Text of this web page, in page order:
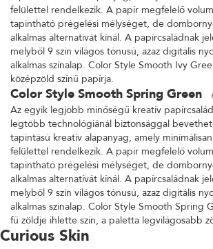
felülettel rendelkezik. A papír megfelelő
tapintható prégelési mélységet, de
alkalmas alternatívát kínál. A papírcsaládnak
melyből 9 szín világos tónusú, azaz digitális
alkalmas színalap. Color Style Smooth Ivy
középzöld színű papírja.
Color Style Smooth Spring Green
Az egyik legjobb minőségű kreatív
legtöbb technológiánál biztonsággal
tapintású kreatív alapanyag, amely
felülettel rendelkezik. A papír megfelelő
tapintható prégelési mélységet, de
alkalmas alternatívát kínál. A papírcsaládnak
melyből 9 szín világos tónusú, azaz digitális
alkalmas színalap. Color Style Smooth Spring
fű zöldje ihlette szín, a paletta legvilágosabb
Curious Skin